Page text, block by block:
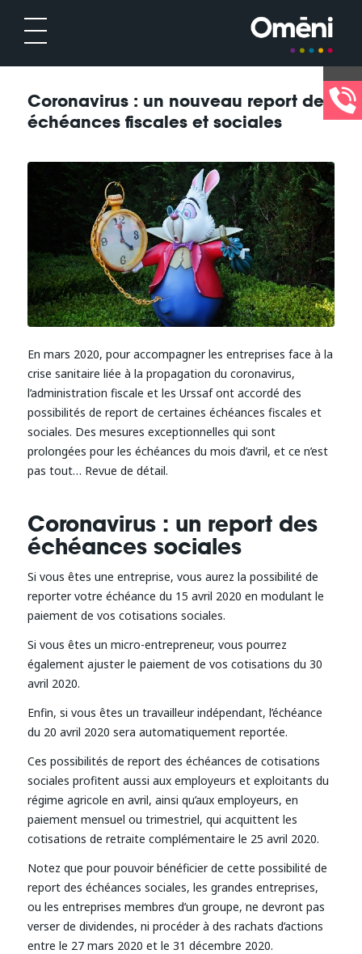
Coronavirus : un nouveau report des
échéances fiscales et sociales
En mars 2020, pour accompagner les entreprises face à la
crise sanitaire liée à la propagation du coronavirus,
l’administration fiscale et les Urssaf ont accordé des
possibilités de report de certaines échéances fiscales et
sociales. Des mesures exceptionnelles qui sont
prolongées pour les échéances du mois d’avril, et ce n’est
pas tout… Revue de détail.
Coronavirus : un report des
échéances sociales
Si vous êtes une entreprise, vous aurez la possibilité de
reporter votre échéance du 15 avril 2020 en modulant le
paiement de vos cotisations sociales.
Si vous êtes un micro-entrepreneur, vous pourrez
également ajuster le paiement de vos cotisations du 30
avril 2020.
Enfin, si vous êtes un travailleur indépendant, l’échéance
du 20 avril 2020 sera automatiquement reportée.
Ces possibilités de report des échéances de cotisations
sociales profitent aussi aux employeurs et exploitants du
régime agricole en avril, ainsi qu’aux employeurs, en
paiement mensuel ou trimestriel, qui acquittent les
cotisations de retraite complémentaire le 25 avril 2020.
Notez que pour pouvoir bénéficier de cette possibilité de
report des échéances sociales, les grandes entreprises,
ou les entreprises membres d’un groupe, ne devront pas
verser de dividendes, ni procéder à des rachats d’actions
entre le 27 mars 2020 et le 31 décembre 2020.